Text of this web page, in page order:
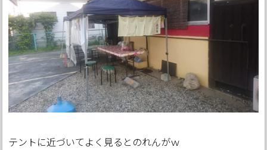
テントに近づいてよく見るとのれんがｗ